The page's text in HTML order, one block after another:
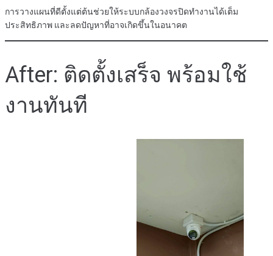
การวางแผนที่ดีตั้งแต่ต้นช่วยให้ระบบกล้องวงจรปิดทำงานได้เต็ม
ประสิทธิภาพ และลดปัญหาที่อาจเกิดขึ้นในอนาคต
After: ติดตั้งเสร็จ พร้อมใช้
งานทันที